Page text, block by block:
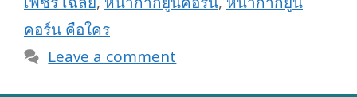
คอร์น คือใคร
Leave a comment